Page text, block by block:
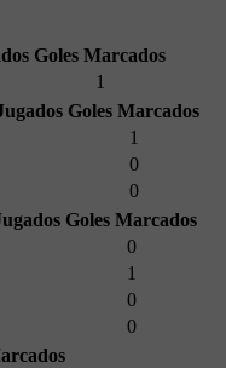
Goles Marcados
1
Goles Marcados
1
0
0
Goles Marcados
0
1
0
0